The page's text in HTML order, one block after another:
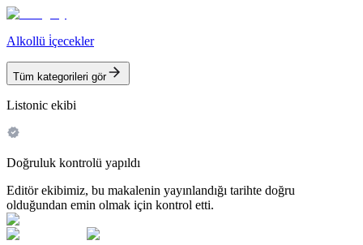
Alkollü i̇çecekler
Tüm kategorileri gör
Listonic ekibi
Doğruluk kontrolü yapıldı
Editör ekibimiz, bu makalenin yayınlandığı tarihte doğru
olduğundan emin olmak için kontrol etti.